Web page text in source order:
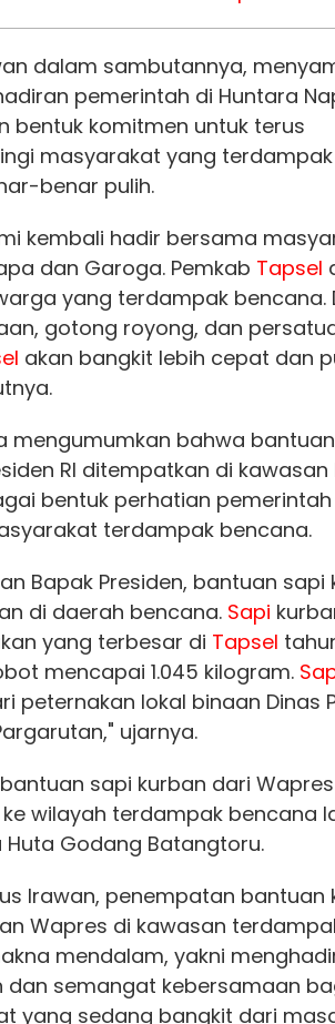
dalam sambutannya,
pemerintah di Huntara
bentuk komitmen untuk terus
masyarakat yang
benar pulih.
kembali hadir bersama
dan Garoga. Pemkab Tapsel
yang terdampak bencana.
gotong royong, dan
akan bangkit lebih cepat dan
mengumumkan bahwa
RI ditempatkan di kawasan
bentuk perhatian
terdampak bencana.
Bapak Presiden, bantuan sapi
di daerah bencana. Sapi
yang terbesar di Tapsel
mencapai 1.045 kilogram.
peternakan lokal binaan Dinas
ujarnya.
sapi kurban dari
wilayah terdampak bencana
Huta Godang Batangtoru.
Irawan, penempatan bantuan
Wapres di kawasan
mendalam, yakni
dan semangat kebersamaan
yang sedang bangkit dari